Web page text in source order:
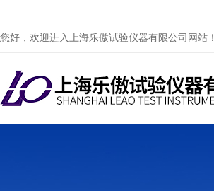
您好，欢迎进入上海乐傲试验仪器有限公司网站！